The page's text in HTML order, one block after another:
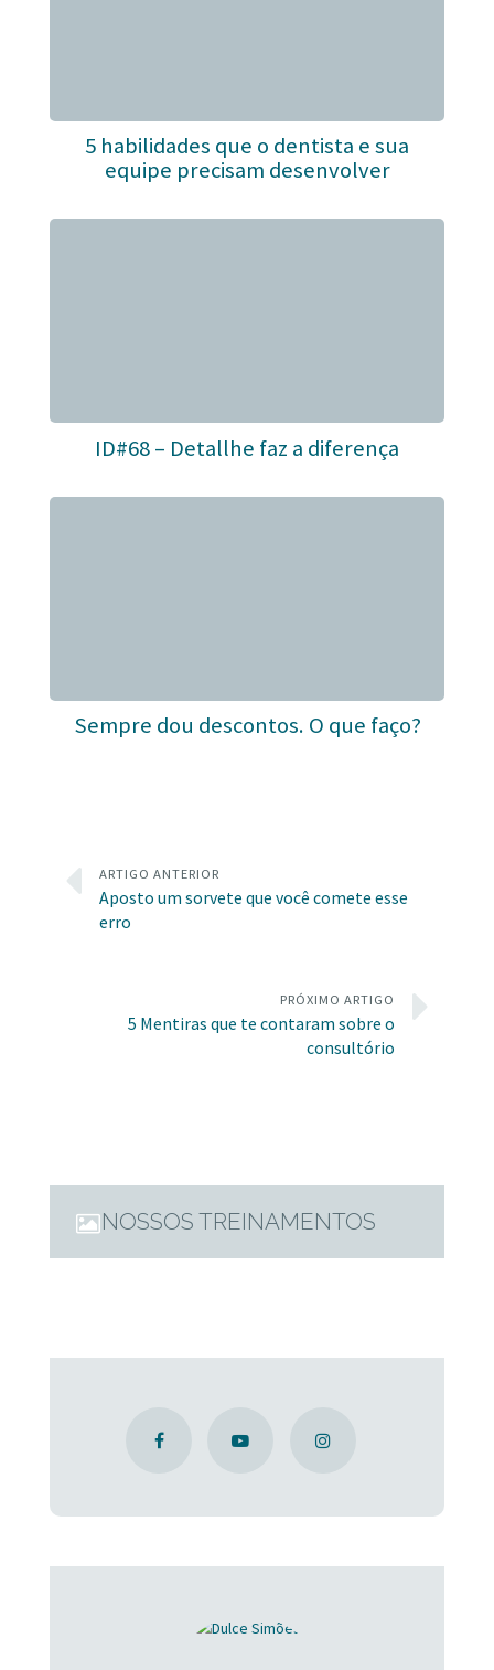
5 habilidades que o dentista e sua
equipe precisam desenvolver
ID#68 – Detallhe faz a diferença
Sempre dou descontos. O que faço?
ARTIGO ANTERIOR
Aposto um sorvete que você comete esse
erro
PRÓXIMO ARTIGO
5 Mentiras que te contaram sobre o
consultório
NOSSOS TREINAMENTOS